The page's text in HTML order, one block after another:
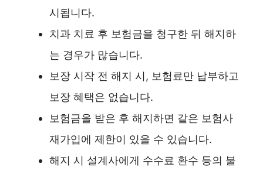
시됩니다.
치과 치료 후 보험금을 청구한 뒤 해지하
는 경우가 많습니다.
보장 시작 전 해지 시, 보험료만 납부하고
보장 혜택은 없습니다.
보험금을 받은 후 해지하면 같은 보험사
재가입에 제한이 있을 수 있습니다.
해지 시 설계사에게 수수료 환수 등의 불